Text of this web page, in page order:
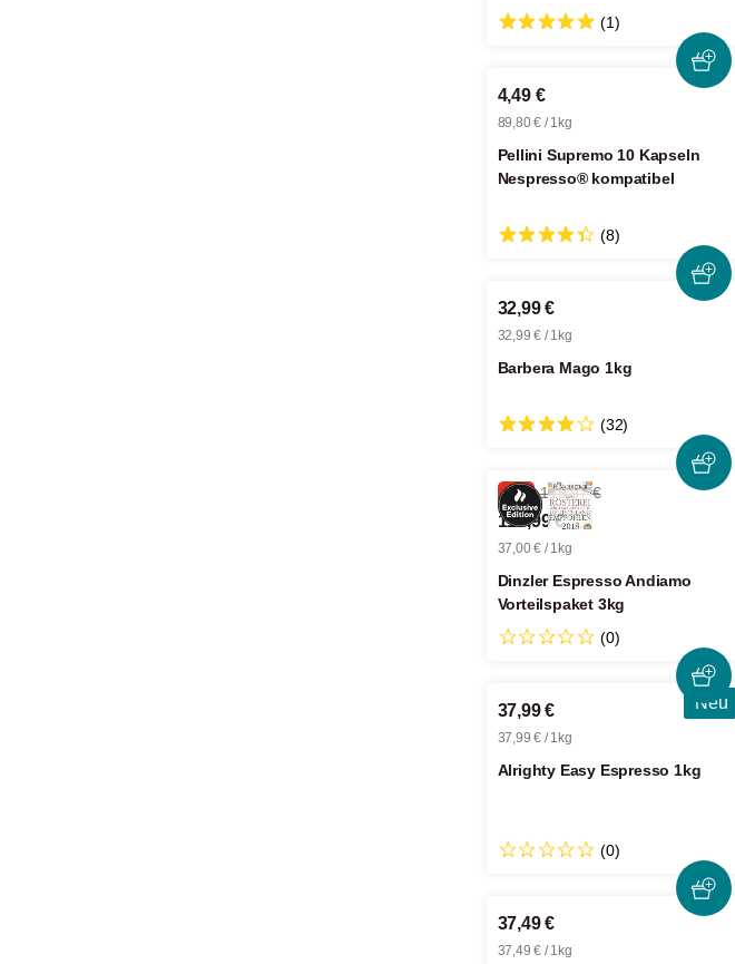
(1)
4,49 €
89,80 € / 1kg
Pellini Supremo 10 Kapseln
Nespresso® kompatibel
(8)
32,99 €
32,99 € / 1kg
Barbera Mago 1kg
(32)
-7% 119,97 €
110,99 €
37,00 € / 1kg
Dinzler Espresso Andiamo
Vorteilspaket 3kg
(0)
Neu
37,99 €
37,99 € / 1kg
Alrighty Easy Espresso 1kg
(0)
37,49 €
37,49 € / 1kg